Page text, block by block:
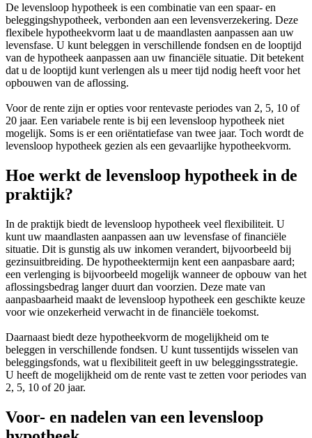
De levensloop hypotheek is een combinatie van een spaar- en
beleggingshypotheek, verbonden aan een levensverzekering. Deze
flexibele hypotheekvorm laat u de maandlasten aanpassen aan uw
levensfase. U kunt beleggen in verschillende fondsen en de looptijd
van de hypotheek aanpassen aan uw financiële situatie. Dit betekent
dat u de looptijd kunt verlengen als u meer tijd nodig heeft voor het
opbouwen van de aflossing.
Voor de rente zijn er opties voor rentevaste periodes van 2, 5, 10 of
20 jaar. Een variabele rente is bij een levensloop hypotheek niet
mogelijk. Soms is er een oriëntatiefase van twee jaar. Toch wordt de
levensloop hypotheek gezien als een gevaarlijke hypotheekvorm.
Hoe werkt de levensloop hypotheek in de
praktijk?
In de praktijk biedt de levensloop hypotheek veel flexibiliteit. U
kunt uw maandlasten aanpassen aan uw levensfase of financiële
situatie. Dit is gunstig als uw inkomen verandert, bijvoorbeeld bij
gezinsuitbreiding. De hypotheektermijn kent een aanpasbare aard;
een verlenging is bijvoorbeeld mogelijk wanneer de opbouw van het
aflossingsbedrag langer duurt dan voorzien. Deze mate van
aanpasbaarheid maakt de levensloop hypotheek een geschikte keuze
voor wie onzekerheid verwacht in de financiële toekomst.
Daarnaast biedt deze hypotheekvorm de mogelijkheid om te
beleggen in verschillende fondsen. U kunt tussentijds wisselen van
beleggingsfonds, wat u flexibiliteit geeft in uw beleggingsstrategie.
U heeft de mogelijkheid om de rente vast te zetten voor periodes van
2, 5, 10 of 20 jaar.
Voor- en nadelen van een levensloop